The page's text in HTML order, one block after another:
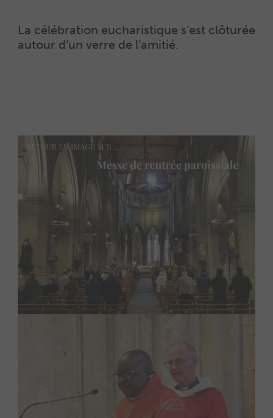
La célébration eucharistique s’est clôturée
autour d’un verre de l’amitié.